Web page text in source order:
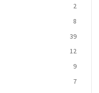
2
8
39
12
9
7